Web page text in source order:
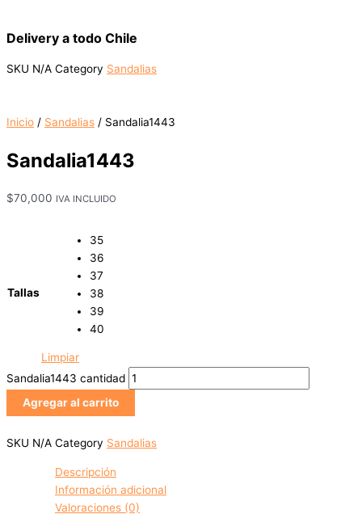
Delivery a todo Chile
SKU N/A Category Sandalias
Inicio / Sandalias / Sandalia1443
Sandalia1443
$70,000 IVA INCLUIDO
Tallas
35
36
37
38
39
40
Limpiar
Sandalia1443 cantidad
Agregar al carrito
SKU N/A Category Sandalias
Descripción
Información adicional
Valoraciones (0)